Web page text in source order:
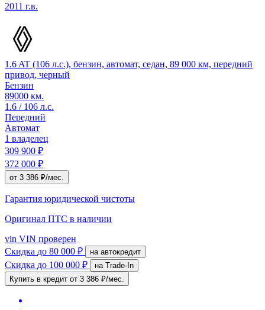
2011 г.в.
1.6 AT (106 л.с.), бензин, автомат, седан, 89 000 км, передний
привод, черный
Бензин
89000 км.
1.6 / 106 л.с.
Передний
Автомат
1 владелец
309 900 ₽
372 000 ₽
от 3 386 ₽/мес.
Гарантия юридической чистоты
Оригинал ПТС в наличии
vin VIN проверен
Скидка до 80 000 ₽ на автокредит
Скидка до 100 000 ₽
на Trade-In
Купить в кредит от 3 386 ₽/мес.